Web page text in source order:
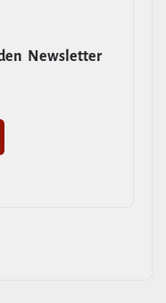
News­letter